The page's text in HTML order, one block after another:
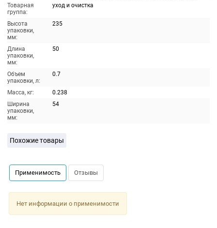
Товарная
группа:
уход и очистка
Высота
упаковки,
мм:
235
Длина
упаковки,
мм:
50
Объем
упаковки, л:
0.7
Масса, кг:
0.238
Ширина
упаковки,
мм:
54
Похожие товары
Применимость Отзывы
Нет информации о применимости